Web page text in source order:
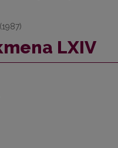
LXIV